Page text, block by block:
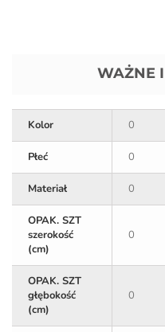
WAŻNE
Kolor 0
Płeć 0
Materiał 0
OPAK. SZT
szerokość
(cm)
0
OPAK. SZT
głębokość
(cm)
0